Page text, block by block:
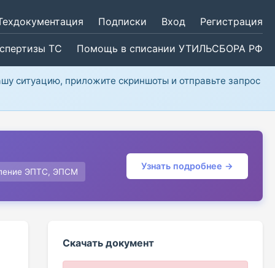
Подписки Вход Регистрация
ТС Помощь в списании УТИЛЬСБОРА РФ
ситуацию, приложите скриншоты и отправьте запрос
ЭПТС, ЭПСМ
Узнать подробнее →
Скачать документ